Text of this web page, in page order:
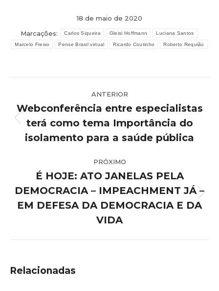
18 de maio de 2020
Marcações:
Carlos Siqueira Gleisi Hoffmann Luciana Santos
Marcelo Freixo Pense Brasil virtual Ricardo Coutinho Roberto Requião
de
post:
ANTERIOR
Post
anterior:
Webconferência entre especialistas
terá como tema Importância do
isolamento para a saúde pública
PRÓXIMO
post:
É HOJE: ATO JANELAS PELA
DEMOCRACIA – IMPEACHMENT JÁ –
EM DEFESA DA DEMOCRACIA E DA
VIDA
Relacionadas